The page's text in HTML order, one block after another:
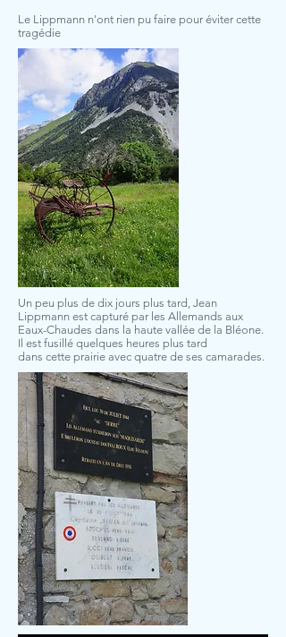
Le Lippmann n'ont rien pu faire pour éviter cette
tragédie
Un peu plus de dix jours plus tard, Jean
Lippmann est capturé par les Allemands aux
Eaux-Chaudes dans la haute vallée de la Bléone.
Il est fusillé quelques heures plus tard
dans cette prairie avec quatre de ses camarades.